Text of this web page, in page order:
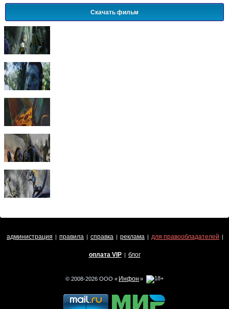
Скачать фильм
администрация | правила | справка | реклама | для правообладателей |
оплата VIP | блог
© 2008-2026 ООО « Инфон »